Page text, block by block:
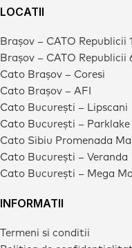
LOCATII
Brașov – CATO Republicii
Brașov – CATO Republicii
Cato Brașov – Coresi
Cato Brașov – AFI
Cato București – Lipscani
Cato București – Parklake
Cato Sibiu Promenada
Cato București – Veranda
Cato București – Mega
INFORMATII
Termeni si conditii